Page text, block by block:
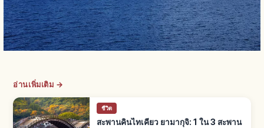
อ่านเพิ่มเติม →
ชีวิต
สะพานคินไทเคียว ยามากุจิ: 1 ใน 3 สะพาน